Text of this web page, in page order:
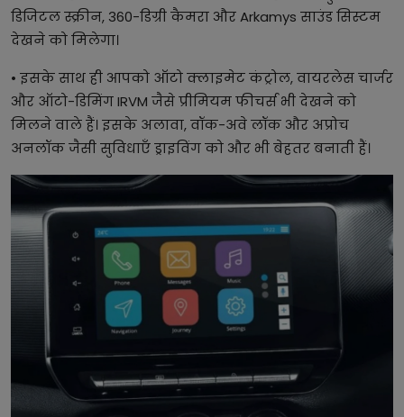
डिजिटल स्क्रीन, 360-डिग्री कैमरा और Arkamys साउंड सिस्टम
देखने को मिलेगा।
• इसके साथ ही आपको ऑटो क्लाइमेट कंट्रोल, वायरलेस चार्जर
और ऑटो-डिमिंग IRVM जैसे प्रीमियम फीचर्स भी देखने को
मिलने वाले हैं। इसके अलावा, वॉक-अवे लॉक और अप्रोच
अनलॉक जैसी सुविधाएँ ड्राइविंग को और भी बेहतर बनाती हैं।